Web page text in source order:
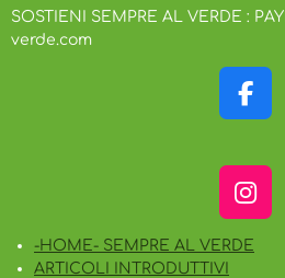
SOSTIENI SEMPRE AL VERDE :
verde.com
F
E
B
O
I
S
-HOME- SEMPRE AL VERDE
ARTICOLI INTRODUTTIVI